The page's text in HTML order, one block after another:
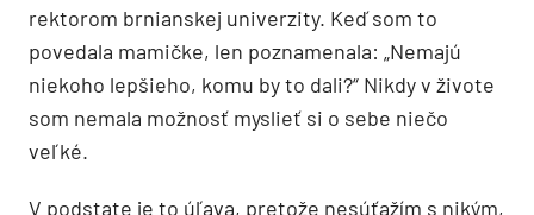
rektorom brnianskej univerzity. Keď som to
povedala mamičke, len poznamenala: „Nemajú
niekoho lepšieho, komu by to dali?“ Nikdy v živote
som nemala možnosť myslieť si o sebe niečo
veľké.
V podstate je to úľava, pretože nesúťažím s nikým,